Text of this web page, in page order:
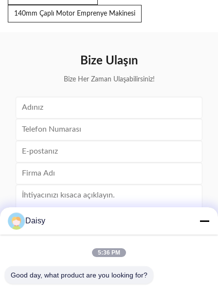
140mm Çaplı Motor Emprenye Makinesi
Bize Ulaşın
Bize Her Zaman Ulaşabilirsiniz!
Göndermek
Daisy
5:36 PM
Good day, what product are you looking for?